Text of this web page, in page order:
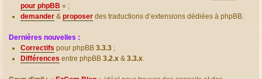
pour phpBB » ;
demander & proposer des traductions d’extensions dédiées à phpBB.
Dernières nouvelles :
Correctifs pour phpBB 3.3.3 ;
Différences entre phpBB 3.2.x & 3.3.x.